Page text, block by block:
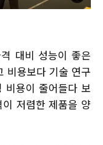
대비 성능이 좋은
비용보다 기술 연구
비용이 줄어들다 보
저렴한 제품을 양